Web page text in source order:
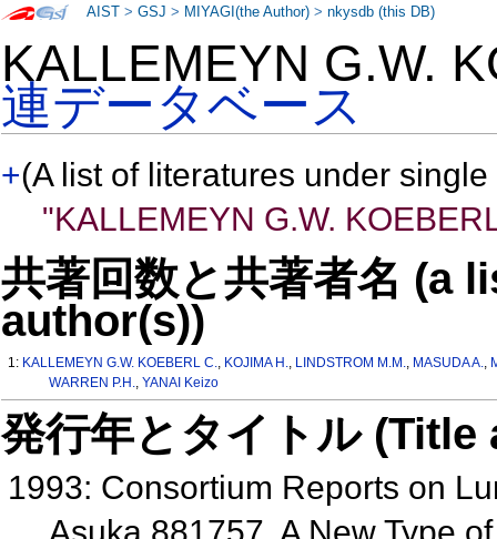
KALLEMEYN G.W.
連データベース
+(A list of literatures under
"KALLEMEYN G.W.
共著回数と共著者名 (a
author(s))
1: KALLEMEYN G.W. KOEBERL C., KOJIMA H., LINDSTROM M.M., MASUDA A.,
WARREN P.H., YANAI Keizo
発行年とタイトル
1993: Consortium Reports on
AIST >GSJ > MIYAGI(the Author) >nkysdb (this DB)